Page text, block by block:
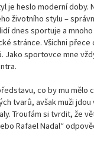
je heslo moderní doby.
životního stylu –
dnes sportuje a
stránce. Všichni
Jako sportovce mne
co by mu mělo
tvarů, avšak muži
Troufám si tvrdit, že
Rafael Nadal“